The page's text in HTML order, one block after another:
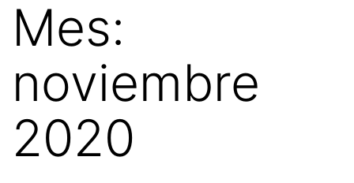
SkipMes:
noviembre
2020